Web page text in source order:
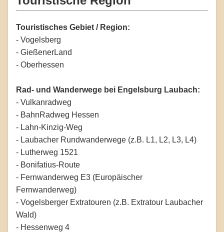
Touristisches Gebiet / Region:
- Vogelsberg
- GießenerLand
- Oberhessen
Rad- und Wanderwege bei Engelsburg Laubach:
- Vulkanradweg
- BahnRadweg Hessen
- Lahn-Kinzig-Weg
- Laubacher Rundwanderwege (z.B. L1, L2, L3, L4)
- Lutherweg 1521
- Bonifatius-Route
- Fernwanderweg E3 (Europäischer
Fernwanderweg)
- Vogelsberger Extratouren (z.B. Extratour Laubacher
Wald)
- Hessenweg 4